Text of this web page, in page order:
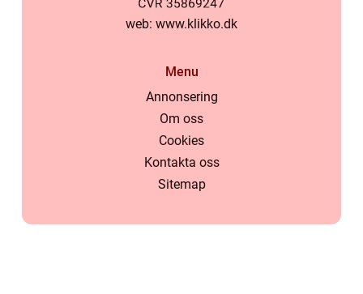
web: www.klikko.dk
Menu
Annonsering
Om oss
Cookies
Kontakta oss
Sitemap